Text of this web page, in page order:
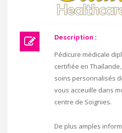
Description :
Pédicure médicale
certifiée en
soins personnalisés
vous acceuille dans
centre de Soignies.
De plus amples